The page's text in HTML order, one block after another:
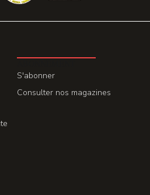
S'abonner
Consulter nos magazines